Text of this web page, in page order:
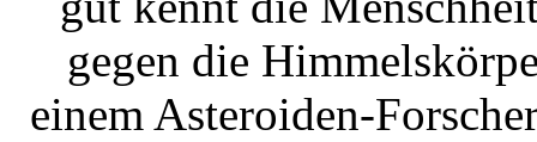
gegen die
einem Asteroiden-